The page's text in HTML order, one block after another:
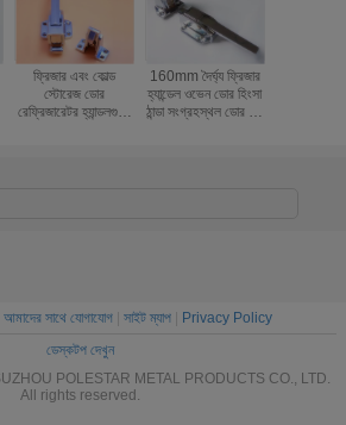
ফ্রিজার এবং কোল্ড
স্টোরেজ ডোর
রেফ্রিজারেটর হ্যান্ডলগুলি,
160mm দৈর্ঘ্য ফ্রিজার
হ্যান্ডেল ওভেন ডোর হিংসা
ঠান্ডা সংগ্রহস্থল ডোর লক
আমাদের সাথে যোগাযোগ সাইট ম্যাপ
Privacy Policy
ডেস্কটপ দেখুন
POLESTAR METAL PRODUCTS CO., LTD.
All rights reserved.